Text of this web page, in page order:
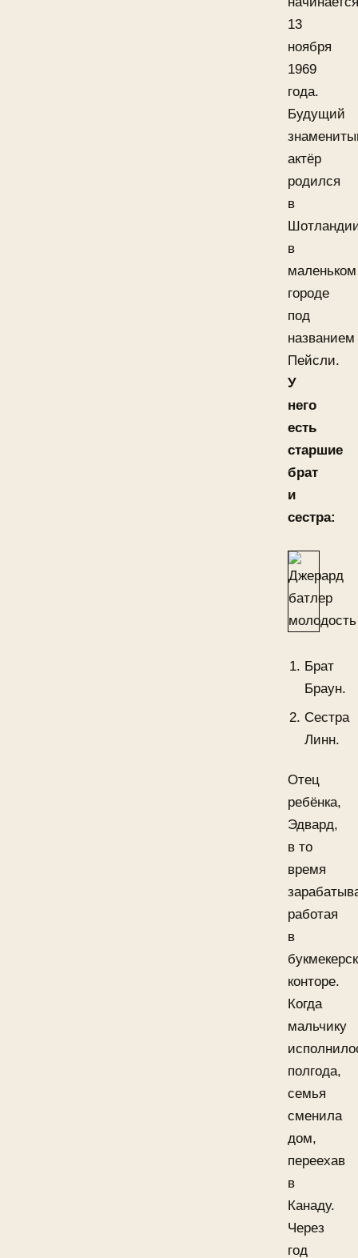
13
ноября
1969
года.
Будущий
актёр
родился
в
в
маленьком
городе
под
названием
Пейсли.
У
него
есть
старшие
брат
и
сестра:
Брат
Браун.
Сестра
Линн.
Отец
ребёнка,
Эдвард,
в то
время
работая
в
конторе.
Когда
мальчику
полгода,
семья
сменила
дом,
переехав
в
Канаду.
Через
год